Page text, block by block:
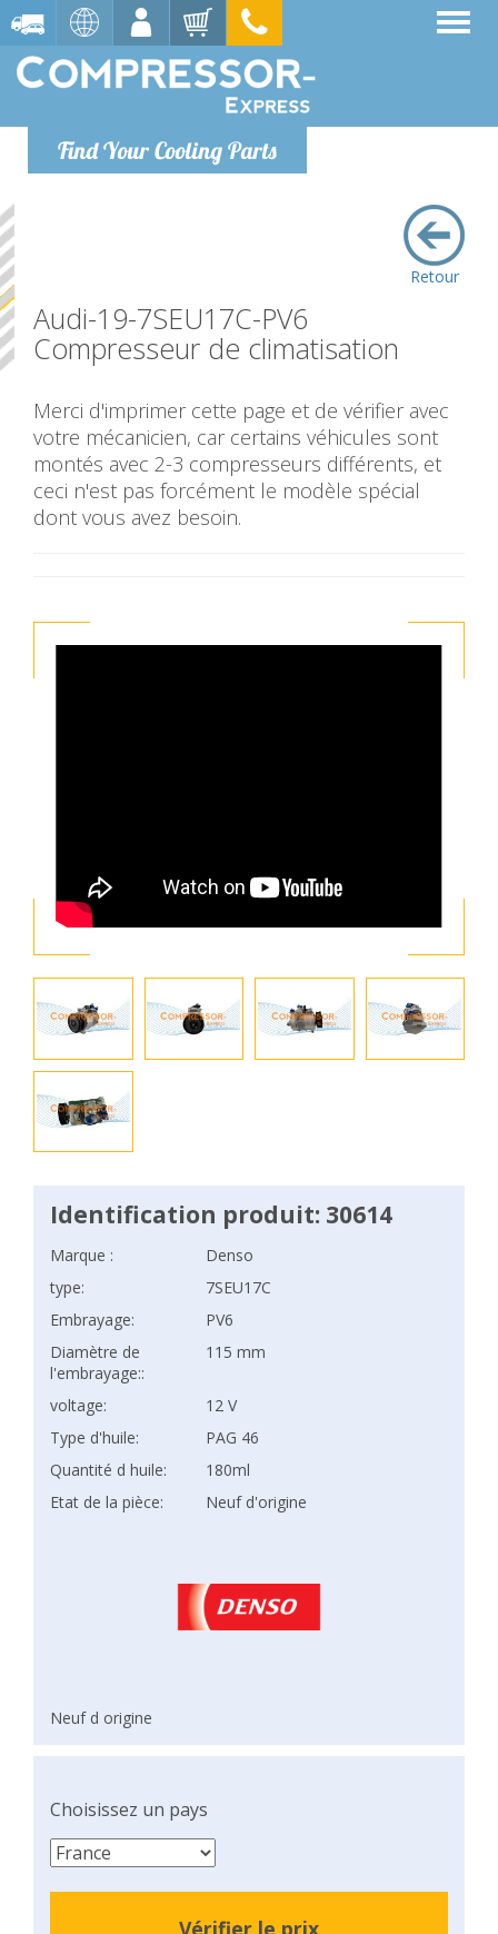
Find Your Cooling Parts
Retour
Audi-19-7SEU17C-PV6
Compresseur de climatisation
Merci d'imprimer cette page et de vérifier avec
votre mécanicien, car certains véhicules sont
montés avec 2-3 compresseurs différents, et
ceci n'est pas forcément le modèle spécial
dont vous avez besoin.
Identification produit: 30614
Marque :
Denso
type:
7SEU17C
Embrayage:
PV6
Diamètre de
l'embrayage::
115 mm
voltage:
12 V
Type d'huile:
PAG 46
Quantité d huile:
180ml
Etat de la pièce:
Neuf d'origine
Neuf d origine
Choisissez un pays
Vérifier le prix